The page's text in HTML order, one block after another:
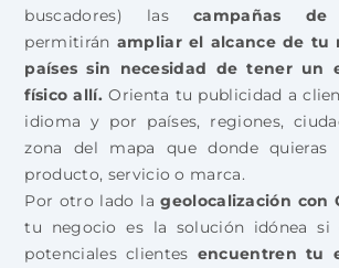
buscadores) lascampañas
permitirán ampliar el alcance de tu
países sin necesidad de tener un
físico allí. Orienta tu publicidad a
idioma y por países, regiones,
zona del mapa que donde
producto, servicio o marca.
Por otro lado lageolocalización con
tu negocio es la solución idónea si
potenciales clientes encuentren tu